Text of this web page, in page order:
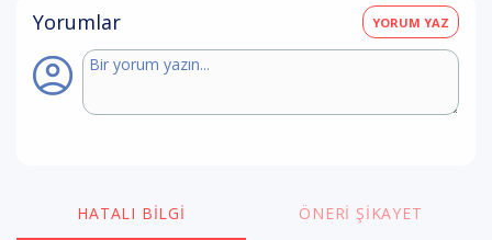
Yorumlar YORUM YAZ
HATALI BILGI ÖNERI ŞIKAYET